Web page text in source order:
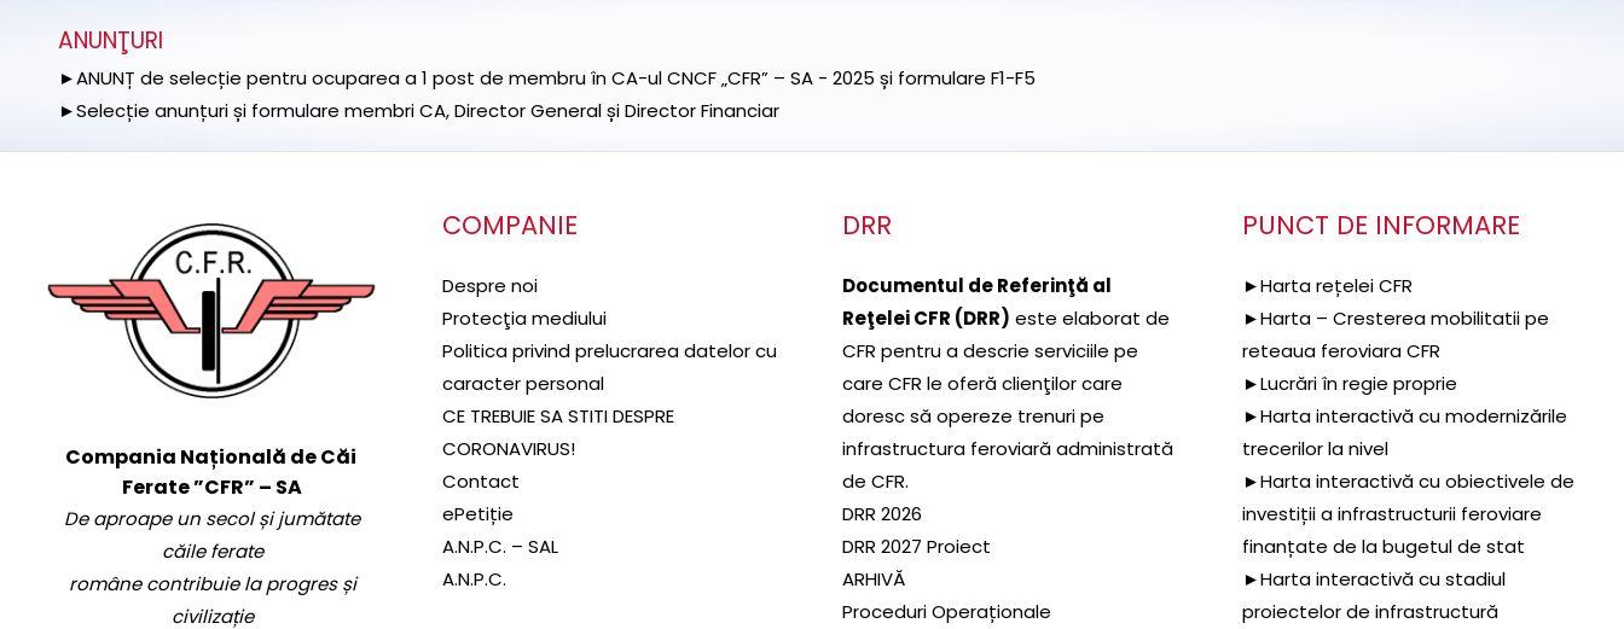
ANUNŢURI
►ANUNȚ de selecție pentru ocuparea a 1 post de membru în CA-ul CNCF „CFR” – SA - 2025 și formulare F1-F5
►Selecție anunțuri și formulare membri CA, Director General și Director Financiar
Compania Națională de Căi
Ferate ”CFR” – SA
De aproape un secol și jumătate
căile ferate
române contribuie la progres și
civilizație
COMPANIE
Despre noi
Protecţia mediului
Politica privind prelucrarea datelor cu
caracter personal
CE TREBUIE SA STITI DESPRE
CORONAVIRUS!
Contact
ePetiție
A.N.P.C. – SAL
A.N.P.C.
DRR
Documentul de Referinţă al
Reţelei CFR (DRR) este elaborat de
CFR pentru a descrie serviciile pe
care CFR le oferă clienţilor care
doresc să opereze trenuri pe
infrastructura feroviară administrată
de CFR.
DRR 2026
DRR 2027 Proiect
ARHIVĂ
Proceduri Operaționale
PUNCT DE INFORMARE
►Harta rețelei CFR
►Harta – Cresterea mobilitatii pe
reteaua feroviara CFR
►Lucrări în regie proprie
►Harta interactivă cu modernizările
trecerilor la nivel
►Harta interactivă cu obiectivele de
investiții a infrastructurii feroviare
finanțate de la bugetul de stat
►Harta interactivă cu stadiul
proiectelor de infrastructură